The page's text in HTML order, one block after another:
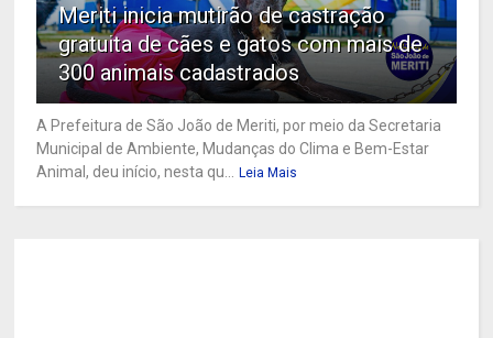
Meriti inicia mutirão de castração
gratuita de cães e gatos com mais de
300 animais cadastrados
A Prefeitura de São João de Meriti, por meio da Secretaria
Municipal de Ambiente, Mudanças do Clima e Bem-Estar
Animal, deu início, nesta qu...
Leia Mais